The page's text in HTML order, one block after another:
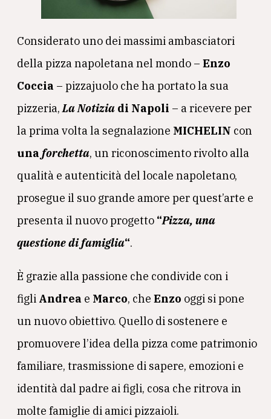
Considerato uno dei massimi ambasciatori
della pizza napoletana nel mondo – Enzo
Coccia – pizzajuolo che ha portato la sua
pizzeria,La Notizia di Napoli – a ricevere per
la prima volta la segnalazione MICHELIN con
una forchetta, un riconoscimento rivolto alla
qualità e autenticità del locale napoletano,
prosegue il suo grande amore per quest’arte e
presenta il nuovo progetto “Pizza, una
questione di famiglia“.
È grazie alla passione che condivide con i
figli Andrea e Marco, che Enzo oggi si pone
un nuovo obiettivo. Quello di sostenere e
promuovere l’idea della pizza come patrimonio
familiare, trasmissione di sapere, emozioni e
identità dal padre ai figli, cosa che ritrova in
molte famiglie di amici pizzaioli.